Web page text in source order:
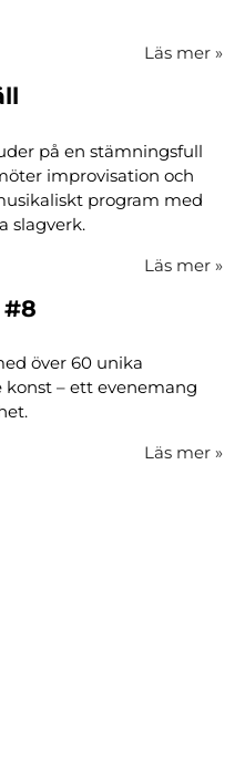
Läs mer »
på en stämningsfull
improvisation och
program med
slagverk.
Läs mer »
över 60 unika
– ett evenemang
Läs mer »